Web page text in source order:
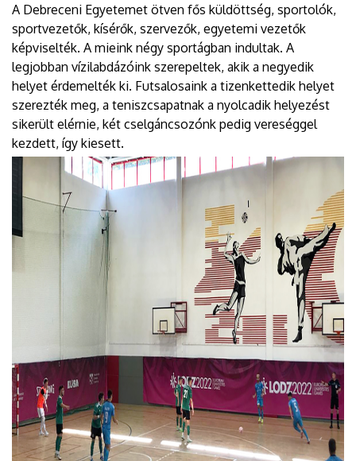
A Debreceni Egyetemet ötven fős küldöttség, sportolók,
sportvezetők, kísérők, szervezők, egyetemi vezetők
képviselték. A mieink négy sportágban indultak. A
legjobban vízilabdázóink szerepeltek, akik a negyedik
helyet érdemelték ki. Futsalosaink a tizenkettedik helyet
szerezték meg, a teniszcsapatnak a nyolcadik helyezést
sikerült elérnie, két cselgáncsozónk pedig vereséggel
kezdett, így kiesett.